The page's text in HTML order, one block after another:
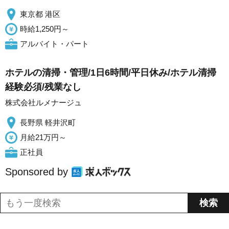
東京都 港区
時給1,250円～
アルバイト・パート
ホテルの清掃・管理/1日6時間/平日休み/ホテル清掃
経験必須/残業なし
株式会社ルメナージュ
長野県 軽井沢町
月給21万円～
正社員
Sponsored by